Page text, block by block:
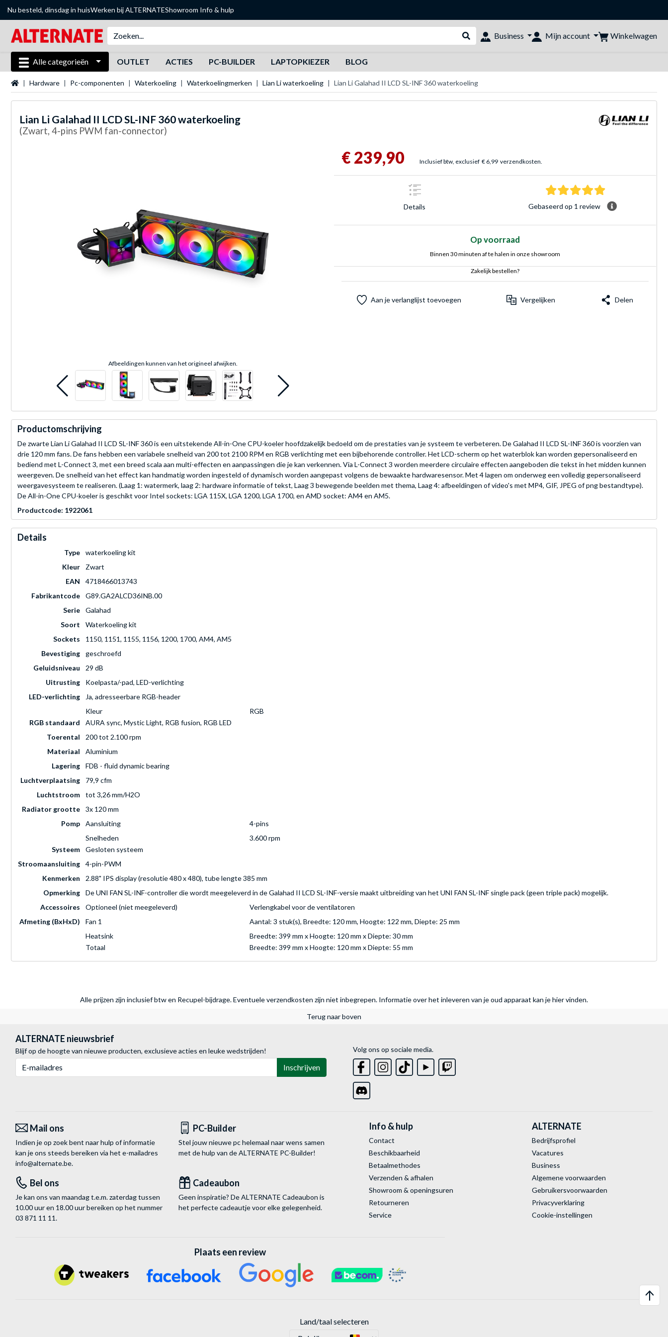
Nu besteld, dinsdag in huisWerken bij ALTERNATEShowroom Info & hulp
Webshop doorzoeken
Business Mijn account Winkelwagen
Alle categorieën OUTLET ACTIES PC-BUILDER LAPTOPKIEZER BLOG
Startpagina
Hardware Pc-componenten Waterkoeling Waterkoelingmerken Lian Li waterkoeling Lian Li Galahad II LCD SL-INF 360 waterkoeling
Lian Li Galahad II LCD SL-INF 360 waterkoeling
(Zwart, 4-pins PWM fan-connector)
Afbeeldingen kunnen van het origineel afwijken.
€ 239,90 Inclusief btw, exclusief € 6,99 verzendkosten.
Details
5.0 sterren
Gebaseerd op 1 review
Op voorraad
Binnen 30 minuten af te halen in onze showroom
Zakelijk bestellen?
Aan je verlanglijst toevoegen Vergelijken Delen
Productomschrijving
De zwarte Lian Li Galahad II LCD SL-INF 360 is een uitstekende All-in-One CPU-koeler hoofdzakelijk bedoeld om de prestaties van je systeem te verbeteren. De Galahad II LCD SL-INF 360 is voorzien van
drie 120 mm fans. De fans hebben een variabele snelheid van 200 tot 2100 RPM en RGB verlichting met een bijbehorende controller. Het LCD-scherm op het waterblok kan worden gepersonaliseerd en
bediend met L-Connect 3, met een breed scala aan multi-effecten en aanpassingen die je kan verkennen. Via L-Connect 3 worden meerdere circulaire effecten aangeboden die tekst in het midden kunnen
weergeven. De snelheid van het effect kan handmatig worden ingesteld of dynamisch worden aangepast volgens de bewaakte hardwaresensor. Met 4 lagen om onderweg een volledig gepersonaliseerd
weergavesysteem te realiseren. (Laag 1: watermerk, laag 2: hardware informatie of tekst, Laag 3 bewegende beelden met thema, Laag 4: afbeeldingen of video's met MP4, GIF, JPEG of png bestandtype).
De All-in-One CPU-koeler is geschikt voor Intel sockets: LGA 115X, LGA 1200, LGA 1700, en AMD socket: AM4 en AM5.
Productcode: 1922061
Details
Type
waterkoeling kit
Kleur
Zwart
EAN
4718466013743
Fabrikantcode
G89.GA2ALCD36INB.00
Serie
Galahad
Soort
Waterkoeling kit
Sockets
1150, 1151, 1155, 1156, 1200, 1700, AM4, AM5
Bevestiging
geschroefd
Geluidsniveau
29 dB
Uitrusting
Koelpasta/-pad, LED-verlichting
LED-verlichting
Ja, adresseerbare RGB-header
Kleur
RGB
RGB standaard
AURA sync, Mystic Light, RGB fusion, RGB LED
Toerental
200 tot 2.100 rpm
Materiaal
Aluminium
Lagering
FDB - fluid dynamic bearing
Luchtverplaatsing
79,9 cfm
Luchtstroom
tot 3,26 mm/H2O
Radiator grootte
3x 120 mm
Pomp
Aansluiting
4-pins
Snelheden
3.600 rpm
Systeem
Gesloten systeem
Stroomaansluiting
4-pin-PWM
Kenmerken
2.88" IPS display (resolutie 480 x 480), tube lengte 385 mm
Opmerking
De UNI FAN SL-INF-controller die wordt meegeleverd in de Galahad II LCD SL-INF-versie maakt uitbreiding van het UNI FAN SL-INF single pack (geen triple pack) mogelijk.
Accessoires
Optioneel (niet meegeleverd)
Verlengkabel voor de ventilatoren
Afmeting (BxHxD)
Fan 1
Aantal: 3 stuk(s), Breedte: 120 mm, Hoogte: 122 mm, Diepte: 25 mm
Heatsink
Breedte: 399 mm x Hoogte: 120 mm x Diepte: 30 mm
Totaal
Breedte: 399 mm x Hoogte: 120 mm x Diepte: 55 mm
Alle prijzen zijn inclusief btw en Recupel-bijdrage. Eventuele verzendkosten zijn niet inbegrepen. Informatie over het inleveren van je oud apparaat kan je hier vinden.
Terug naar boven
ALTERNATE nieuwsbrief
Blijf op de hoogte van nieuwe producten, exclusieve acties en leuke wedstrijden!
Inschrijven
Volg ons op sociale media.
Mail ons
Indien je op zoek bent naar hulp of informatie
kan je ons steeds bereiken via het e-mailadres
info@alternate.be.
PC-Builder
Stel jouw nieuwe pc helemaal naar wens samen
met de hulp van de ALTERNATE PC-Builder!
Bel ons
Je kan ons van maandag t.e.m. zaterdag tussen
10.00 uur en 18.00 uur bereiken op het nummer
03 871 11 11.
Cadeaubon
Geen inspiratie? De ALTERNATE Cadeaubon is
het perfecte cadeautje voor elke gelegenheid.
Info & hulp
Contact
Beschikbaarheid
Betaalmethodes
Verzenden & afhalen
Showroom & openingsuren
Retourneren
Service
ALTERNATE
Bedrijfsprofiel
Vacatures
Business
Algemene voorwaarden
Gebruikersvoorwaarden
Privacyverklaring
Cookie-instellingen
Plaats een review
Land/taal selecteren